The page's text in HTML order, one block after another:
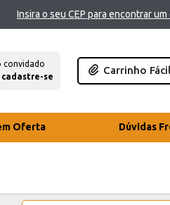
Insira o seu CEP para encontrar
convidado
cadastre-se
Carrinho Fácil
Oferta Dúvidas